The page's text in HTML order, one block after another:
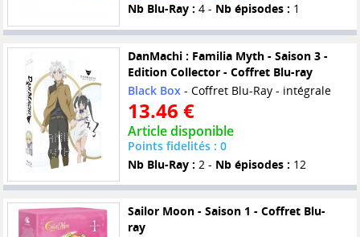
Nb Blu-Ray : 4 - Nb épisodes : 1
DanMachi : Familia Myth - Saison 3 -
Edition Collector - Coffret Blu-ray
Black Box - Coffret Blu-Ray - intégrale
13.46 €
Article disponible
Points fidelités : 0
Nb Blu-Ray : 2 - Nb épisodes : 12
Sailor Moon - Saison 1 - Coffret Blu-
ray